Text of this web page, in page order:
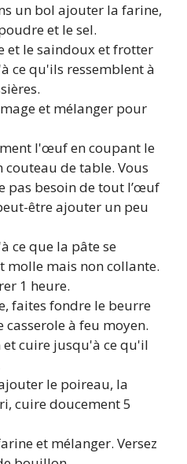
un bol ajouter la farine,
et le sel.
et le saindoux et frotter
ce qu'ils ressemblent à
et mélanger pour
l'œuf en coupant le
couteau de table. Vous
pas besoin de tout l’œuf
être ajouter un peu
ce que la pâte se
molle mais non collante.
1 heure.
faites fondre le beurre
casserole à feu moyen.
cuire jusqu'à ce qu'il
le poireau, la
cuire doucement 5
et mélanger. Versez